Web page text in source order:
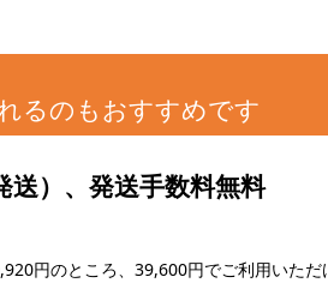
るのもおすすめです
送）、発送手数料無料
円のところ、39,600円でご利用いただ